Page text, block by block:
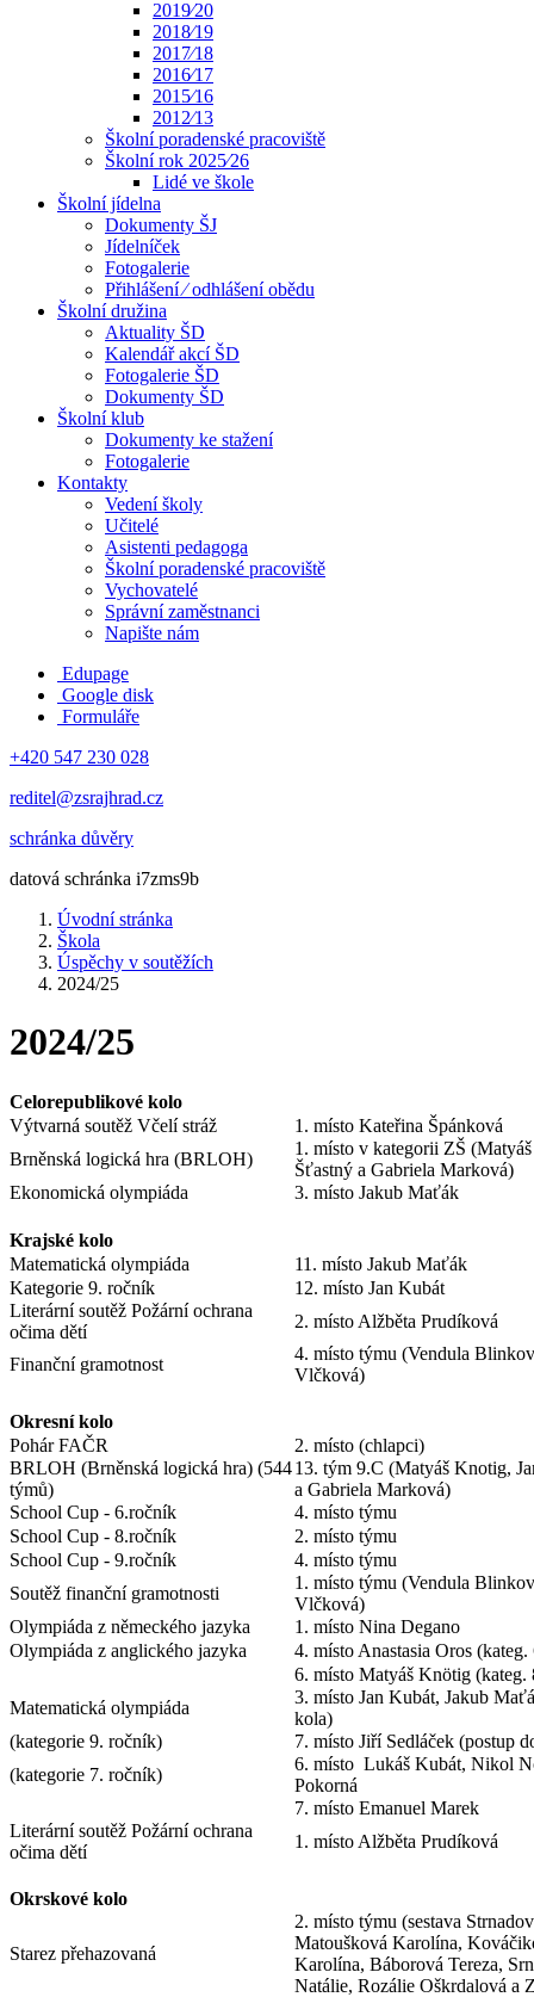
2019⁄20
2018⁄19
2017⁄18
2016⁄17
2015⁄16
2012⁄13
Školní poradenské pracoviště
Školní rok 2025⁄26
Lidé ve škole
Školní jídelna
Dokumenty ŠJ
Jídelníček
Fotogalerie
Přihlášení ⁄ odhlášení obědu
Školní družina
Aktuality ŠD
Kalendář akcí ŠD
Fotogalerie ŠD
Dokumenty ŠD
Školní klub
Dokumenty ke stažení
Fotogalerie
Kontakty
Vedení školy
Učitelé
Asistenti pedagoga
Školní poradenské pracoviště
Vychovatelé
Správní zaměstnanci
Napište nám
Edupage
Google disk
Formuláře
+420 547 230 028
reditel@zsrajhrad.cz
schránka důvěry
datová schránka i7zms9b
Úvodní stránka
Škola
Úspěchy v soutěžích
2024/25
2024/25
Celorepublikové kolo
Výtvarná soutěž Včelí stráž
1. místo Kateřina Špánková
Brněnská logická hra (BRLOH)
1. místo v kategorii ZŠ
Šťastný a Gabriela Marková)
Ekonomická olympiáda
3. místo Jakub Maťák
Krajské kolo
Matematická olympiáda
11. místo Jakub Maťák
Kategorie 9. ročník
12. místo Jan Kubát
Literární soutěž Požární ochrana
očima dětí
2. místo Alžběta Prudíková
Finanční gramotnost
4. místo týmu (Vendula
Vlčková)
Okresní kolo
Pohár FAČR
2. místo (chlapci)
BRLOH (Brněnská logická hra) (544
týmů)
13. tým 9.C (Matyáš Knotig,
a Gabriela Marková)
School Cup - 6.ročník
4. místo týmu
School Cup - 8.ročník
2. místo týmu
School Cup - 9.ročník
4. místo týmu
Soutěž finanční gramotnosti
1. místo týmu (Vendula
Vlčková)
Olympiáda z německého jazyka
1. místo Nina Degano
Olympiáda z anglického jazyka
4. místo Anastasia Oros
6. místo Matyáš Knötig (kateg.
Matematická olympiáda
3. místo Jan Kubát, Jakub
kola)
(kategorie 9. ročník)
7. místo Jiří Sedláček (postup
(kategorie 7. ročník)
6. místo Lukáš Kubát, Nikol
Pokorná
7. místo Emanuel Marek
Literární soutěž Požární ochrana
očima dětí
1. místo Alžběta Prudíková
Okrskové kolo
Starez přehazovaná
2. místo týmu (sestava
Matoušková Karolína,
Karolína, Báborová Tereza,
Natálie, Rozálie Oškrdalová a